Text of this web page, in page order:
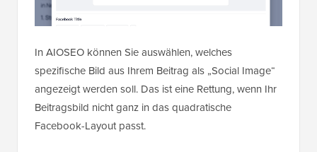
In AIOSEO können Sie auswählen, welches
spezifische Bild aus Ihrem Beitrag als „Social Image“
angezeigt werden soll. Das ist eine Rettung, wenn Ihr
Beitragsbild nicht ganz in das quadratische
Facebook-Layout passt.